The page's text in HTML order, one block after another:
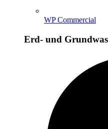
WP Commercial
Erd- und